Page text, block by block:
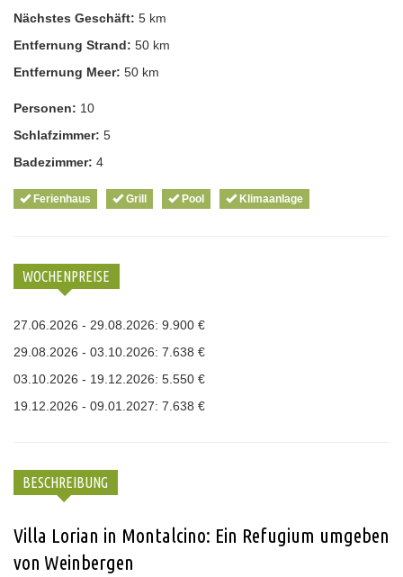
Nächstes Geschäft: 5 km
Entfernung Strand: 50 km
Entfernung Meer: 50 km
Personen: 10
Schlafzimmer: 5
Badezimmer: 4
Ferienhaus Grill Pool Klimaanlage
WOCHENPREISE
27.06.2026 - 29.08.2026: 9.900 €
29.08.2026 - 03.10.2026: 7.638 €
03.10.2026 - 19.12.2026: 5.550 €
19.12.2026 - 09.01.2027: 7.638 €
BESCHREIBUNG
Villa Lorian in Montalcino: Ein Refugium umgeben
von Weinbergen